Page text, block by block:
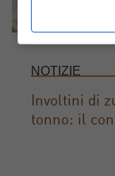
NOTIZIE
Involtini di
tonno: il